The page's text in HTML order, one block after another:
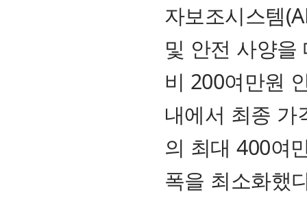
자보조시스템
및 안전 사양
비 200여만원
내에서 최종 가
의 최대 400여
폭을 최소화했